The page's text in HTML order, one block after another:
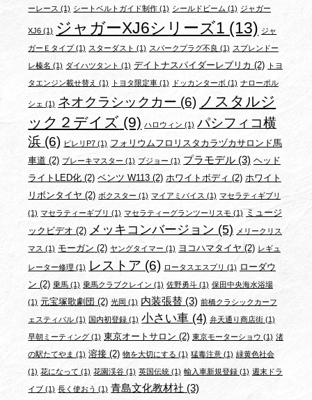
ーレース (1) シートベルトガイド制作 (1) シールドビーム (1) ジャガー
XJ6 (1) ジャガーXJ6シリーズ1 (13) ジャ
ガーＥタイプ(1) スターダスト (1) スパークプラグ不良 (1) スプレンドー
レ榛名 (1) ダイハツタント (1) デイトナスパイダーレプリカ (2) トヨ
タエンジン載せ替え (1) トヨタ限定車 (1) ドッカンターボ (1) ナローポル
シェ (1) ネオクラシックカー (6) ノスタルジ
ック２デイズ (9) ハロウィン (1) パシフィコ横
浜 (6) ピレリP7 (1) フォリウムフロリスタカラヅカサロンド馬
車道 (2) ブレーキマスター (1) プジョー (1) プラモデル (3) ヘッド
ライトLED化 (2) ベンツ W113 (2) ホワイトボディ (2) ホワイト
リボンタイヤ (2) ボクスター (1) マイアミバイス (1) マセラティギブリ
(1) マセラティーギブリ (1) マセラティーグランツーリスモ (1) ミュージ
ックビデオ (2) メッキコンバージョン (5) メリークリス
マス (1) モーガン (2) ヤングタイマー (1) ヨコハマタイヤ(2) レギュ
レーター修理 (1) レストア (6) ロータスエスプリ (1) ローダウ
ン (2) 乗馬 (1) 乗馬クラブクレイン (1) 佐野勇斗 (1) 保田中央海水浴場
(1) 元宝塚歌劇団 (2) 光岡 (1) 内装張替 (3) 前橋クラシックカーフ
ェスティバル (1) 国内初登録 (1) 小さい車 (4) 弁天通り商店街(1)
早朝ミーティング (1) 東京オートサロン (2) 東京モーターショウ (1) 渚
の駅たてやま (1) 溶接 (2) 物を大切にする (1) 猛毒注意 (1) 緑黄色社会
(1) 花になって (1) 花園渓谷 (1) 英国伝統 (1) 輸入車新規登録(1) 週末ドラ
イブ (1) 長く使おう (1) 青島文化教材社 (3)